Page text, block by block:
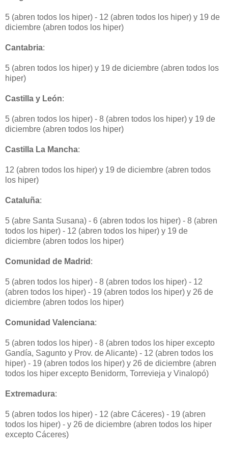
5 (abren todos los hiper) - 12 (abren todos los hiper) y 19 de
diciembre (abren todos los hiper)
Cantabria:
5 (abren todos los hiper) y 19 de diciembre (abren todos los
hiper)
Castilla y León:
5 (abren todos los hiper) - 8 (abren todos los hiper) y 19 de
diciembre (abren todos los hiper)
Castilla La Mancha:
12 (abren todos los hiper) y 19 de diciembre (abren todos
los hiper)
Cataluña:
5 (abre Santa Susana) - 6 (abren todos los hiper) - 8 (abren
todos los hiper) - 12 (abren todos los hiper) y 19 de
diciembre (abren todos los hiper)
Comunidad de Madrid :
5 (abren todos los hiper) - 8 (abren todos los hiper) - 12
(abren todos los hiper) - 19 (abren todos los hiper) y 26 de
diciembre (abren todos los hiper)
Comunidad Valenciana:
5 (abren todos los hiper) - 8 (abren todos los hiper excepto
Gandía, Sagunto y Prov. de Alicante) - 12 (abren todos los
hiper) - 19 (abren todos los hiper) y 26 de diciembre (abren
todos los hiper excepto Benidorm, Torrevieja y Vinalopó)
Extremadura:
5 (abren todos los hiper) - 12 (abre Cáceres) - 19 (abren
todos los hiper) - y 26 de diciembre (abren todos los hiper
excepto Cáceres)